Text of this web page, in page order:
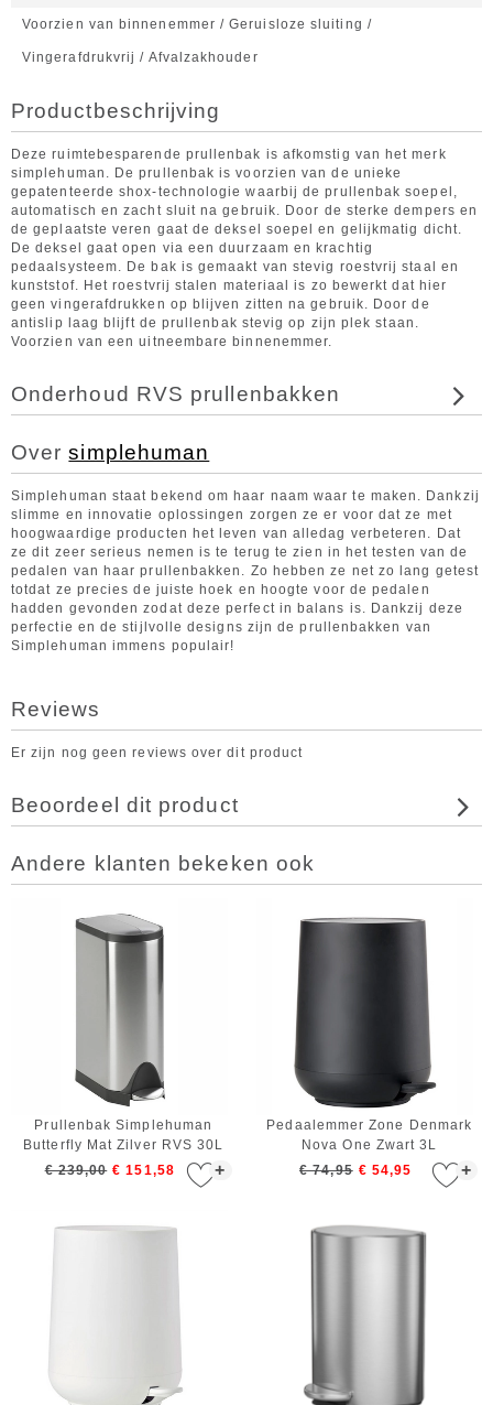
Voorzien van binnenemmer / Geruisloze sluiting /
Vingerafdrukvrij / Afvalzakhouder
Productbeschrijving
Deze ruimtebesparende prullenbak is afkomstig van het merk
simplehuman. De prullenbak is voorzien van de unieke
gepatenteerde shox-technologie waarbij de prullenbak soepel,
automatisch en zacht sluit na gebruik. Door de sterke dempers en
de geplaatste veren gaat de deksel soepel en gelijkmatig dicht.
De deksel gaat open via een duurzaam en krachtig
pedaalsysteem. De bak is gemaakt van stevig roestvrij staal en
kunststof. Het roestvrij stalen materiaal is zo bewerkt dat hier
geen vingerafdrukken op blijven zitten na gebruik. Door de
antislip laag blijft de prullenbak stevig op zijn plek staan.
Voorzien van een uitneembare binnenemmer.
Onderhoud RVS prullenbakken
Oversimplehuman
Simplehuman staat bekend om haar naam waar te maken. Dankzij
slimme en innovatie oplossingen zorgen ze er voor dat ze met
hoogwaardige producten het leven van alledag verbeteren. Dat
ze dit zeer serieus nemen is te terug te zien in het testen van de
pedalen van haar prullenbakken. Zo hebben ze net zo lang getest
totdat ze precies de juiste hoek en hoogte voor de pedalen
hadden gevonden zodat deze perfect in balans is. Dankzij deze
perfectie en de stijlvolle designs zijn de prullenbakken van
Simplehuman immens populair!
Reviews
Er zijn nog geen reviews over dit product
Beoordeel dit product
Andere klanten bekeken ook
+
Prullenbak Simplehuman
Butterfly Mat Zilver RVS 30L
€ 239,00 € 151,58 +
Pedaalemmer Zone Denmark
Nova One Zwart 3L
€ 74,95 € 54,95